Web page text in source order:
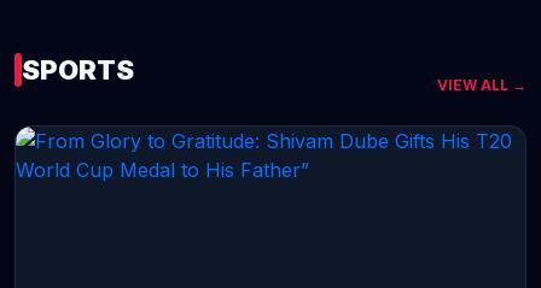
SPORTS VIEW ALL →